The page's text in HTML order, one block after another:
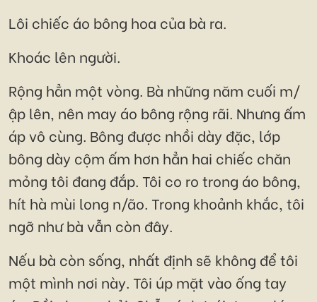
Lôi chiếc áo bông hoa của bà ra.
Khoác lên người.
Rộng hẳn một vòng. Bà những năm cuối m/
ập lên, nên may áo bông rộng rãi. Nhưng ấm
áp vô cùng. Bông được nhồi dày đặc, lớp
bông dày cộm ấm hơn hẳn hai chiếc chăn
mỏng tôi đang đắp. Tôi co ro trong áo bông,
hít hà mùi long n/ão. Trong khoảnh khắc, tôi
ngỡ như bà vẫn còn đây.
Nếu bà còn sống, nhất định sẽ không để tôi
một mình nơi này. Tôi úp mặt vào ống tay